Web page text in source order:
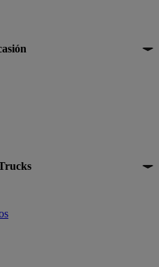
vehículos de ocasión
by Renault Trucks